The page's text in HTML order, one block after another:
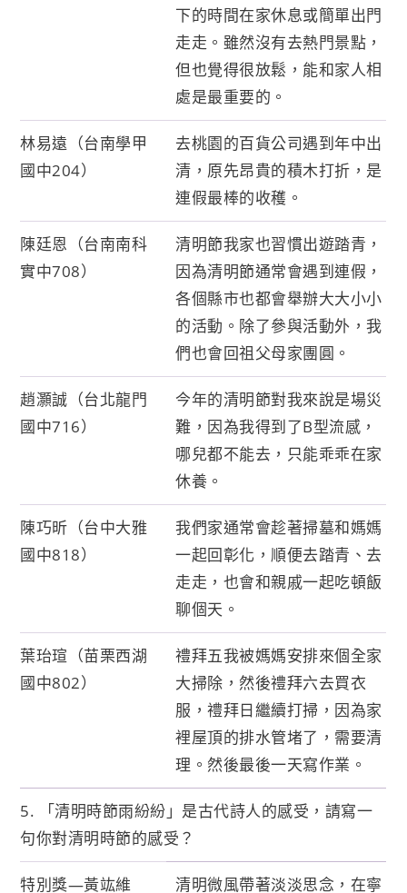
下的時間在家休息或簡單出門
走走。雖然沒有去熱門景點，
但也覺得很放鬆，能和家人相
處是最重要的。
林易遠（台南學甲
國中204）
去桃園的百貨公司遇到年中出
清，原先昂貴的積木打折，是
連假最棒的收穫。
陳廷恩（台南南科
實中708）
清明節我家也習慣出遊踏青，
因為清明節通常會遇到連假，
各個縣市也都會舉辦大大小小
的活動。除了參與活動外，我
們也會回祖父母家團圓。
趙灝誠（台北龍門
國中716）
今年的清明節對我來說是場災
難，因為我得到了B型流感，
哪兒都不能去，只能乖乖在家
休養。
陳巧昕（台中大雅
國中818）
我們家通常會趁著掃墓和媽媽
一起回彰化，順便去踏青、去
走走，也會和親戚一起吃頓飯
聊個天。
葉珆瑄（苗栗西湖
國中802）
禮拜五我被媽媽安排來個全家
大掃除，然後禮拜六去買衣
服，禮拜日繼續打掃，因為家
裡屋頂的排水管堵了，需要清
理。然後最後一天寫作業。
5. 「清明時節雨紛紛」是古代詩人的感受，請寫一
句你對清明時節的感受？
特別獎—黃竑維 清明微風帶著淡淡思念，在寧